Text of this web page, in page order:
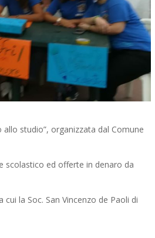
studio”, organizzata dal Comune
scolastico ed offerte in denaro da
la Soc. San Vincenzo de Paoli di